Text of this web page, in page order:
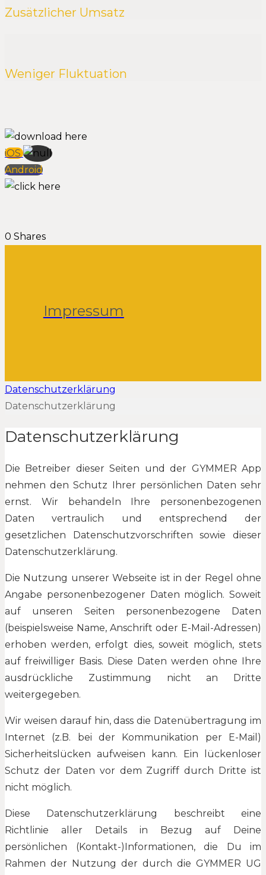
Zusätzlicher Umsatz
Weniger Fluktuation
iOS
Android
0 Shares
Impressum
Datenschutzerklärung
Datenschutzerklärung
Datenschutzerklärung
Die Betreiber dieser Seiten und der GYMMER App
nehmen den Schutz Ihrer persönlichen Daten sehr
ernst. Wir behandeln Ihre personenbezogenen
Daten vertraulich und entsprechend der
gesetzlichen Datenschutzvorschriften sowie dieser
Datenschutzerklärung.
Die Nutzung unserer Webseite ist in der Regel ohne
Angabe personenbezogener Daten möglich. Soweit
auf unseren Seiten personenbezogene Daten
(beispielsweise Name, Anschrift oder E-Mail-Adressen)
erhoben werden, erfolgt dies, soweit möglich, stets
auf freiwilliger Basis. Diese Daten werden ohne Ihre
ausdrückliche Zustimmung nicht an Dritte
weitergegeben.
Wir weisen darauf hin, dass die Datenübertragung im
Internet (z.B. bei der Kommunikation per E-Mail)
Sicherheitslücken aufweisen kann. Ein lückenloser
Schutz der Daten vor dem Zugriff durch Dritte ist
nicht möglich.
Diese Datenschutzerklärung beschreibt eine
Richtlinie aller Details in Bezug auf Deine
persönlichen (Kontakt-)Informationen, die Du im
Rahmen der Nutzung der durch die GYMMER UG